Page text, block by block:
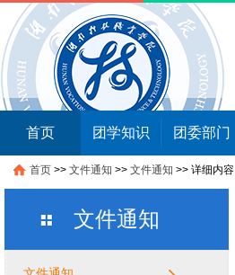
首页 团学知识 团委部门
首页 >> 文件通知 >> 文件通知 >> 详细内容
文件通知